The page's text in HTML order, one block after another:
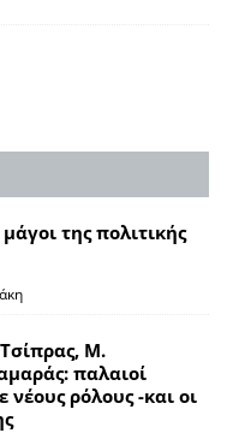
της πολιτικής
Μ.
παλαιοί
νέους ρόλους -και οι